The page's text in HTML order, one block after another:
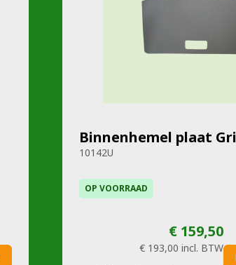
Binnenhemel plaat
10142U
OP VOORRAAD
€ 159,50
€ 193,00 incl. BTW